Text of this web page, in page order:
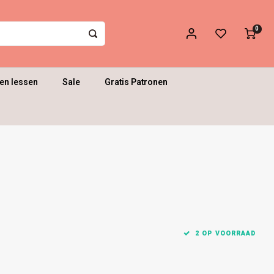
0
lessen Sale Gratis Patronen
2 OP VOORRAAD